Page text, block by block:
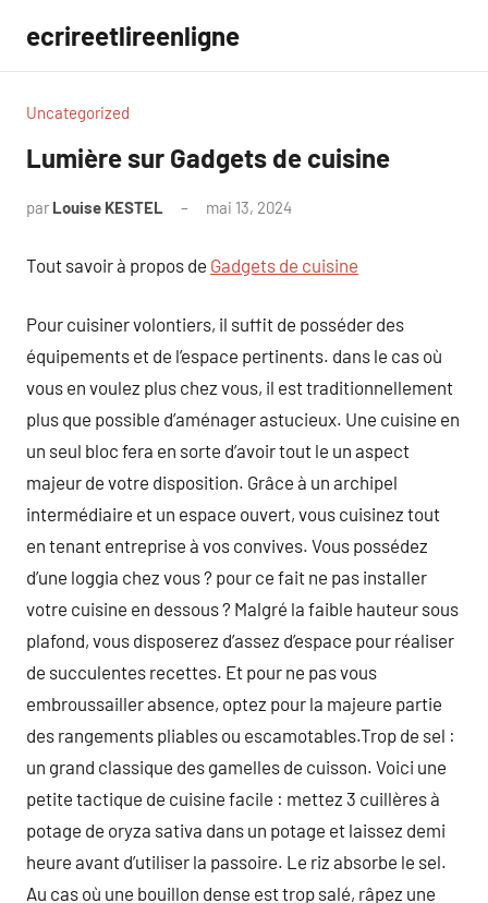
contenu
ecrireetlireenligne
Uncategorized
Lumière sur Gadgets de cuisine
par Louise KESTEL mai 13, 2024
Tout savoir à propos de Gadgets de cuisine
Pour cuisiner volontiers, il suffit de posséder des
équipements et de l’espace pertinents. dans le cas où
vous en voulez plus chez vous, il est traditionnellement
plus que possible d’aménager astucieux. Une cuisine en
un seul bloc fera en sorte d’avoir tout le un aspect
majeur de votre disposition. Grâce à un archipel
intermédiaire et un espace ouvert, vous cuisinez tout
en tenant entreprise à vos convives. Vous possédez
d’une loggia chez vous ? pour ce fait ne pas installer
votre cuisine en dessous ? Malgré la faible hauteur sous
plafond, vous disposerez d’assez d’espace pour réaliser
de succulentes recettes. Et pour ne pas vous
embroussailler absence, optez pour la majeure partie
des rangements pliables ou escamotables.Trop de sel :
un grand classique des gamelles de cuisson. Voici une
petite tactique de cuisine facile : mettez 3 cuillères à
potage de oryza sativa dans un potage et laissez demi
heure avant d’utiliser la passoire. Le riz absorbe le sel.
Au cas où une bouillon dense est trop salé, râpez une